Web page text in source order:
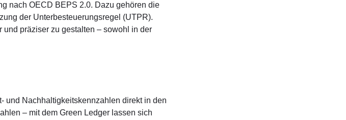
nach OECD BEPS 2.0. Dazu gehören die
der Unterbesteuerungsregel (UTPR).
präziser zu gestalten – sowohl in der
und Nachhaltigkeitskennzahlen direkt in den
– mit dem Green Ledger lassen sich